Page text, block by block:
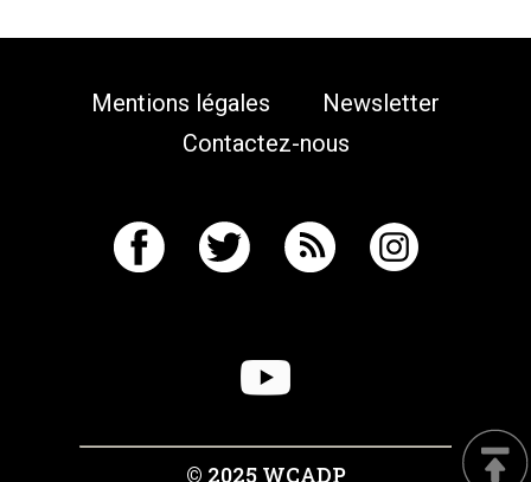
Mentions légales
Newsletter
Contactez-nous
© 2025 WCADP